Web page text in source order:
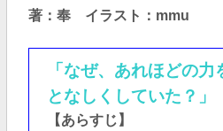
著：奉 イラスト：mmu
「なぜ、あれほどの
となしくしていた？」
【あらすじ】